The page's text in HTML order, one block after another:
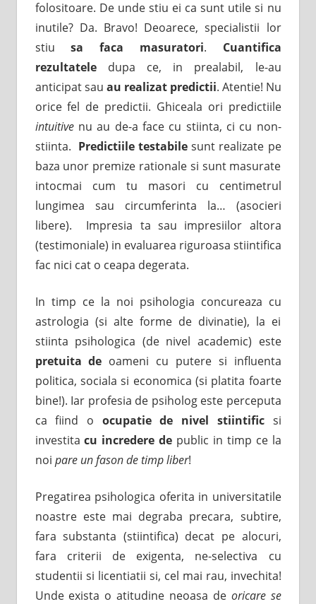
folositoare. De unde stiu ei ca sunt utile si nu
inutile? Da. Bravo! Deoarece, specialistii lor
stiusa faca masuratori. Cuantifica
rezultateledupa ce, in prealabil, le-au
anticipat sau au realizat predictii. Atentie! Nu
orice fel de predictii. Ghiceala ori predictiile
intuitivenu au de-a face cu stiinta, ci cu non-
stiinta. Predictiile testabile sunt realizate pe
baza unor premize rationale si sunt masurate
intocmai cum tu masori cu centimetrul
lungimea sau circumferinta la… (asocieri
libere). Impresia ta sau impresiilor altora
(testimoniale) in evaluarea riguroasa stiintifica
fac nici cat o ceapa degerata.
In timp ce la noi psihologia concureaza cu
astrologia (si alte forme de divinatie), la ei
stiinta psihologica (de nivel academic) este
pretuita de oameni cu putere si influenta
politica, sociala si economica (si platita foarte
bine!). Iar profesia de psiholog este perceputa
ca fiind o ocupatie de nivel stiintificsi
investitacu incredere de public in timp ce la
noi pare un fason de timp liber!
Pregatirea psihologica oferita in universitatile
noastre este mai degraba precara, subtire,
fara substanta (stiintifica) decat pe alocuri,
fara criterii de exigenta, ne-selectiva cu
studentii si licentiatii si, cel mai rau, invechita!
Unde exista o atitudine neoasa de oricare se